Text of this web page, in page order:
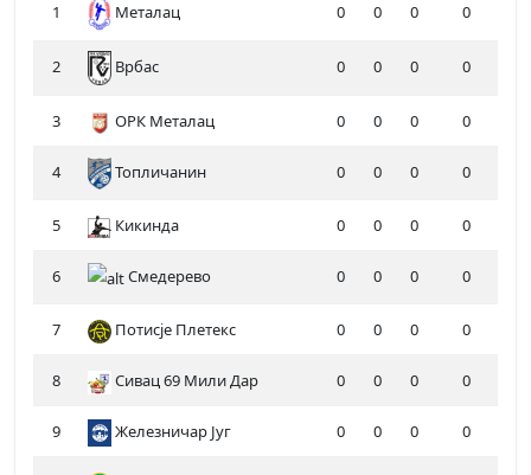
1 Металац 0 0 0 0
2 Врбас 0 0 0 0
3 ОРК Металац 0 0 0 0
4 Топличанин 0 0 0 0
5 Кикинда 0 0 0 0
6 Смедерево 0 0 0 0
7 Потисје Плетекс 0 0 0 0
8 Сивац 69 Мили Дар 0 0 0 0
9 Железничар Југ 0 0 0 0